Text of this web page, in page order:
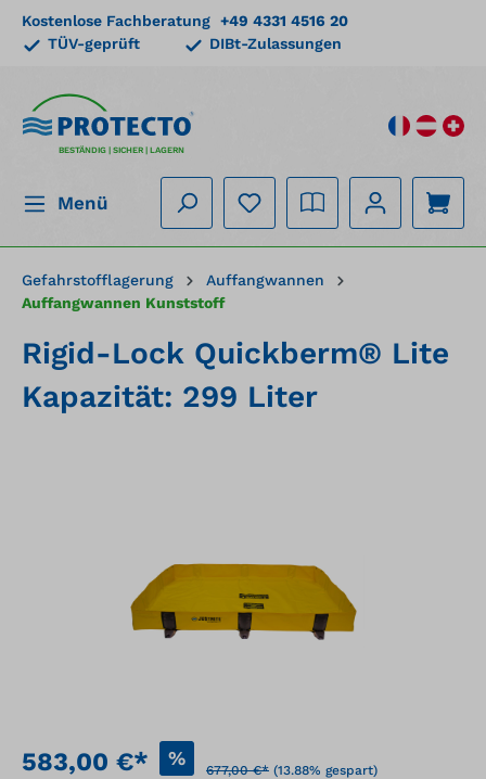
springen
Kostenlose Fachberatung +49 4331 4516 20
TÜV-geprüft
DIBt-Zulassungen
BESTÄNDIG | SICHER | LAGERN
Menü
Gefahrstofflagerung
Auffangwannen
Auffangwannen Kunststoff
Rigid-Lock Quickberm® Lite
Kapazität: 299 Liter
583,00 €* %
677,00 €* (13.88% gespart)